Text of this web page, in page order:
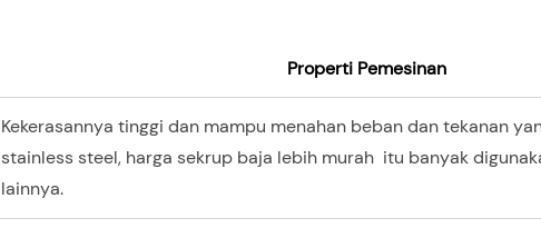
Properti Pemesinan
Kekerasannya tinggi dan mampu menahan beban dan tekanan
stainless steel, harga sekrup baja lebih murah itu banyak
lainnya.